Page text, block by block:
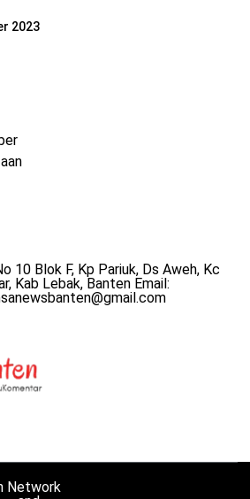
2023
10 Blok F, Kp Pariuk, Ds Aweh, Kc
Kab Lebak, Banten Email:
Network